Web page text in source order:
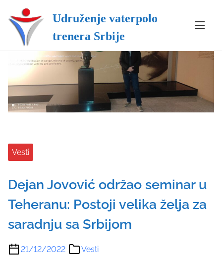
Udruženje vaterpolo
trenera Srbije
Vesti
Dejan Jovović održao seminar u
Teheranu: Postoji velika želja za
saradnju sa Srbijom
21/12/2022 Vesti